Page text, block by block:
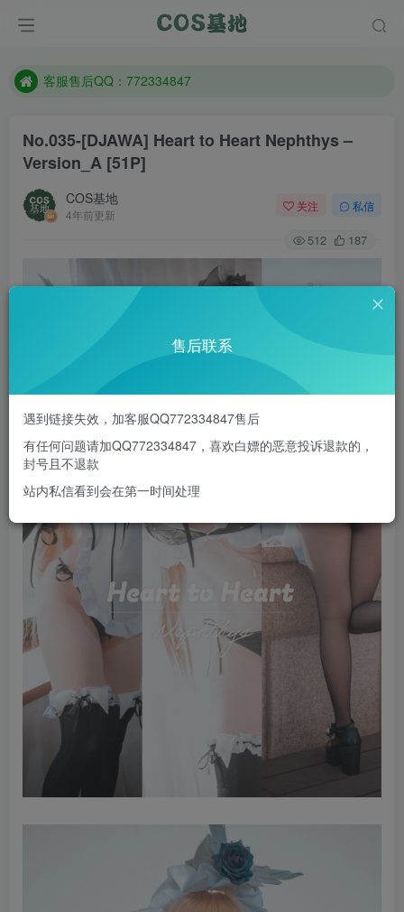
防失联：百度搜索《一七天佳》，实时查看最新站点。
遇到任何问题加客服QQ：772334847
No.035-[DJAWA] Heart to Heart Nephthys –
Version_A [51P]
COS基地
4年前更新
关注 私信
512 187
售后联系
遇到链接失效，加客服QQ772334847售后
有任何问题请加QQ772334847，喜欢白嫖的恶意投诉退款的，
封号且不退款
站内私信看到会在第一时间处理